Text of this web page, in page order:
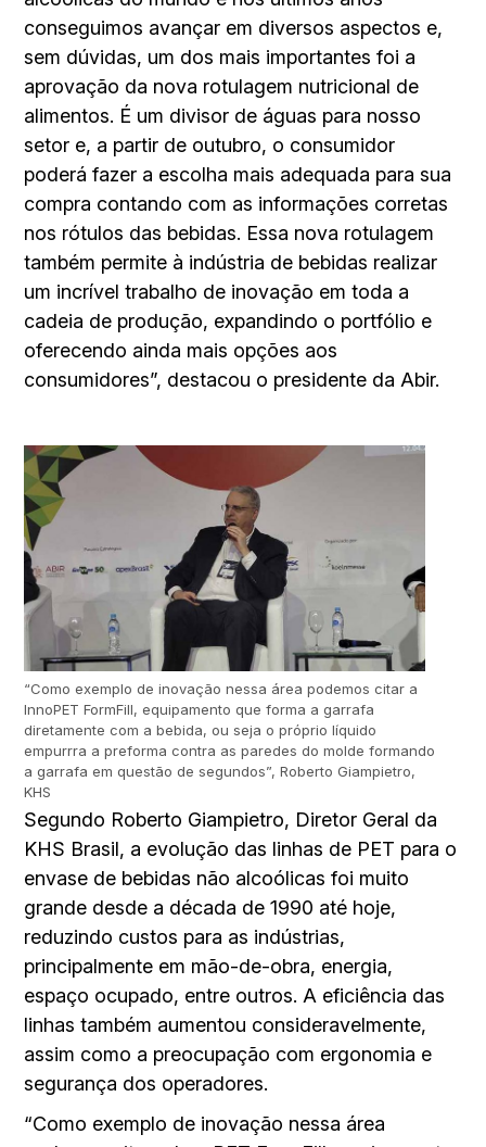
conseguimos avançar em diversos aspectos e,
sem dúvidas, um dos mais importantes foi a
aprovação da nova rotulagem nutricional de
alimentos. É um divisor de águas para nosso
setor e, a partir de outubro, o consumidor
poderá fazer a escolha mais adequada para sua
compra contando com as informações corretas
nos rótulos das bebidas. Essa nova rotulagem
também permite à indústria de bebidas realizar
um incrível trabalho de inovação em toda a
cadeia de produção, expandindo o portfólio e
oferecendo ainda mais opções aos
consumidores”, destacou o presidente da Abir.
“Como exemplo de inovação nessa área podemos citar a
InnoPET FormFill, equipamento que forma a garrafa
diretamente com a bebida, ou seja o próprio líquido
empurrra a preforma contra as paredes do molde formando
a garrafa em questão de segundos”, Roberto Giampietro,
KHS
Segundo Roberto Giampietro, Diretor Geral da
KHS Brasil, a evolução das linhas de PET para o
envase de bebidas não alcoólicas foi muito
grande desde a década de 1990 até hoje,
reduzindo custos para as indústrias,
principalmente em mão-de-obra, energia,
espaço ocupado, entre outros. A eficiência das
linhas também aumentou consideravelmente,
assim como a preocupação com ergonomia e
segurança dos operadores.
“Como exemplo de inovação nessa área